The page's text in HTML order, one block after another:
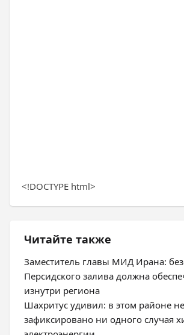
<!DOCTYPE html>
Читайте также
Заместитель главы МИД Ирана:
Персидского залива должна
изнутри региона
Шахритус удивил: в этом районе не
зафиксировано ни одного случая